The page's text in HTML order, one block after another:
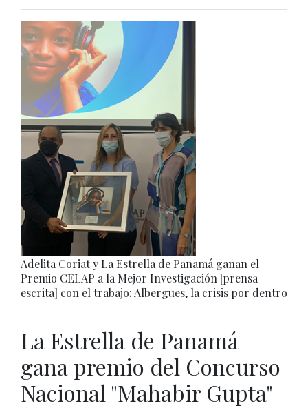
Adelita Coriat y La Estrella de Panamá ganan el
Premio CELAP a la Mejor Investigación [prensa
escrita] con el trabajo: Albergues, la crisis por dentro
La Estrella de Panamá
gana premio del Concurso
Nacional "Mahabir Gupta"